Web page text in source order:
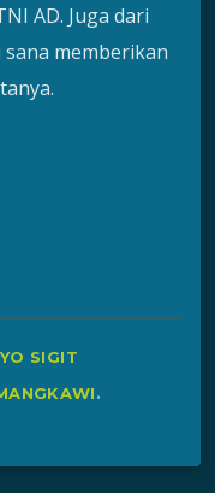
AD. Juga dari
memberikan
SIGIT
.